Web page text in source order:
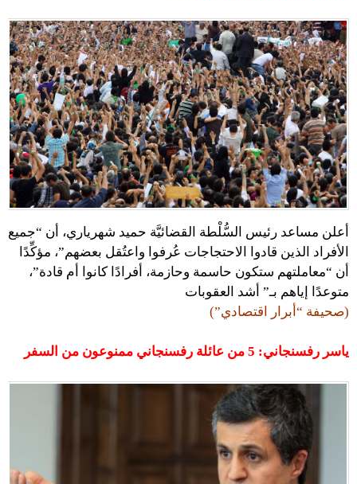
أعلن مساعد رئيس السُّلْطة القضائيَّة حميد شهرياري، أن “جميع
الأفراد الذين قادوا الاحتجاجات عُرفوا واعتُقل بعضهم”، مؤكِّدًا
أن “معاملتهم ستكون حاسمة وحازمة، أفرادًا كانوا أم قادة”،
متوعدًا إياهم بـ” أشد العقوبات
(صحيفة “أبرار اقتصادي”)
ياسر رفسنجاني: 5 من عائلة رفسنجاني ممنوعون من السفر